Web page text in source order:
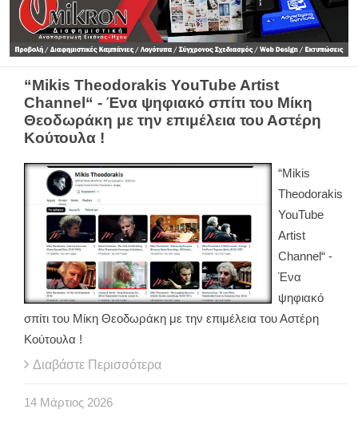
“Mikis Theodorakis YouTube Artist
Channel“ - Ένα ψηφιακό σπίτι του Μίκη
Θεοδωράκη με την επιμέλεια του Αστέρη
Κούτουλα !
“Mikis
Theodorakis
YouTube
Artist
Channel“ -
Ένα
ψηφιακό
σπίτι του Μίκη Θεοδωράκη με την επιμέλεια του Αστέρη
Κούτουλα !
Διαβάστε Περισσότερα
14 Μάρτιος 2026